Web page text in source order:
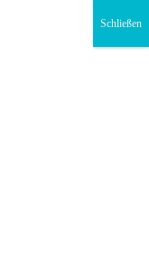
Schließen